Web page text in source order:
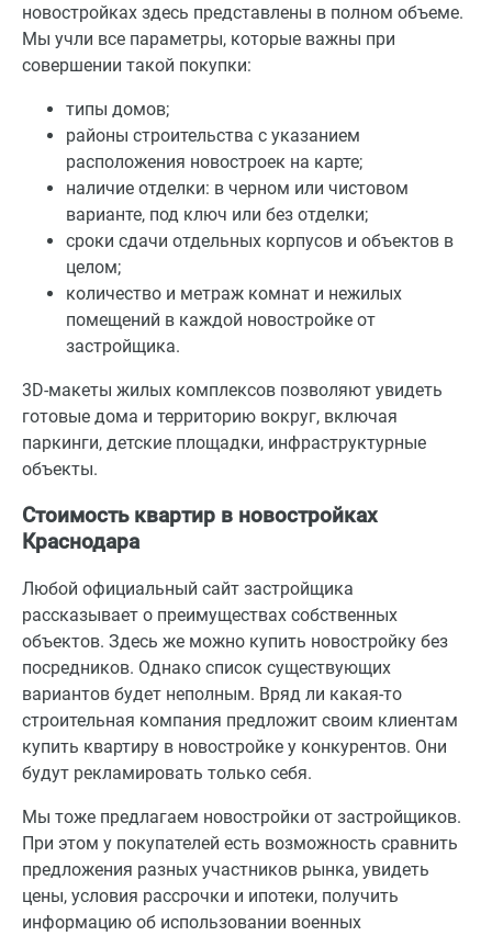
новостройках здесь представлены в полном объеме.
Мы учли все параметры, которые важны при
совершении такой покупки:
типы домов;
районы строительства с указанием
расположения новостроек на карте;
наличие отделки: в черном или чистовом
варианте, под ключ или без отделки;
сроки сдачи отдельных корпусов и объектов в
целом;
количество и метраж комнат и нежилых
помещений в каждой новостройке от
застройщика.
3D-макеты жилых комплексов позволяют увидеть
готовые дома и территорию вокруг, включая
паркинги, детские площадки, инфраструктурные
объекты.
Стоимость квартир в новостройках
Краснодара
Любой официальный сайт застройщика
рассказывает о преимуществах собственных
объектов. Здесь же можно купить новостройку без
посредников. Однако список существующих
вариантов будет неполным. Вряд ли какая-то
строительная компания предложит своим клиентам
купить квартиру в новостройке у конкурентов. Они
будут рекламировать только себя.
Мы тоже предлагаем новостройки от застройщиков.
При этом у покупателей есть возможность сравнить
предложения разных участников рынка, увидеть
цены, условия рассрочки и ипотеки, получить
информацию об использовании военных